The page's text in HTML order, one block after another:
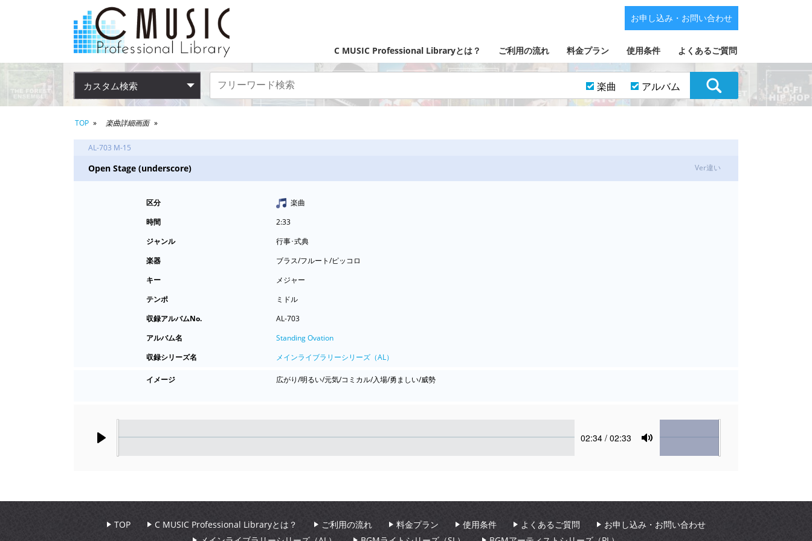
C MUSIC Professional Libraryとは？ ご利用の流れ 料金プラン 使用条件 よくあるご質問
お申し込み・お問い合わせ
カスタム検索 楽曲 アルバム
TOP 楽曲詳細画面
AL-703 M-15
Open Stage (underscore) Ver違い
区分
楽曲
時間
2:33
ジャンル
行事･式典
楽器
ブラス/フルート/ピッコロ
キー
メジャー
テンポ
ミドル
収録アルバムNo.
AL-703
アルバム名
Standing Ovation
収録シリーズ名
メインライブラリーシリーズ（AL）
イメージ 広がり/明るい/元気/コミカル/入場/勇ましい/威勢
Current
02:34 / 02:33
Mute
Volume
TOP C MUSIC Professional Libraryとは？ ご利用の流れ 料金プラン 使用条件 よくあるご質問
お申し込み・お問い合わせ